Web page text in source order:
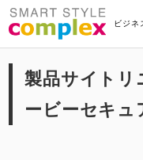
埼玉
ビジネ
製品サイトリ
ービーセキュ